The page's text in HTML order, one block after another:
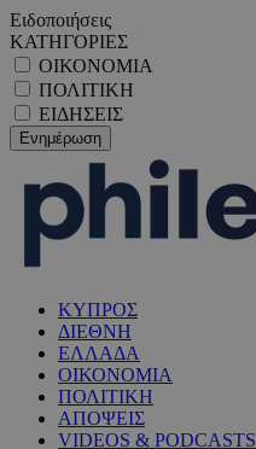
Ειδοποιήσεις
ΚΑΤΗΓΟΡΙΕΣ
ΟΙΚΟΝΟΜΙΑ
ΠΟΛΙΤΙΚΗ
ΕΙΔΗΣΕΙΣ
ΚΥΠΡΟΣ
ΔΙΕΘΝΗ
ΕΛΛΑΔΑ
ΟΙΚΟΝΟΜΙΑ
ΠΟΛΙΤΙΚΗ
ΑΠΟΨΕΙΣ
VIDEOS & PODCASTS